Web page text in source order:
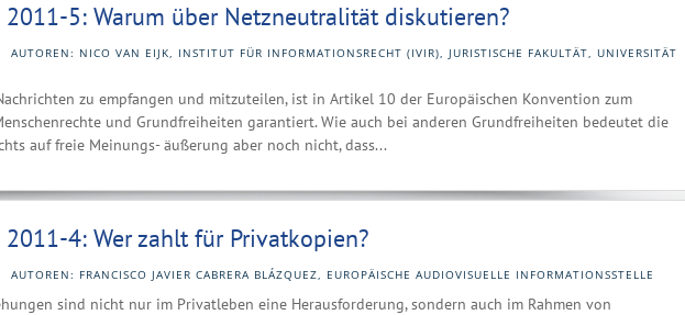
2011-5: Warum über Netzneutralität diskutieren?
AUTOREN: NICO VAN EIJK, INSTITUT FÜR INFORMATIONSRECHT (IVIR), JURISTISCHE FAKULTÄT, UNIVERSITÄT
zu empfangen und mitzuteilen, ist in Artikel 10 der Europäischen Konvention zum
und Grundfreiheiten garantiert. Wie auch bei anderen Grundfreiheiten bedeutet die
auf freie Meinungs- äußerung aber noch nicht, dass...
2011-4: Wer zahlt für Privatkopien?
AUTOREN: FRANCISCO JAVIER CABRERA BLÁZQUEZ, EUROPÄISCHE AUDIOVISUELLE INFORMATIONSSTELLE
sind nicht nur im Privatleben eine Herausforderung, sondern auch im Rahmen von